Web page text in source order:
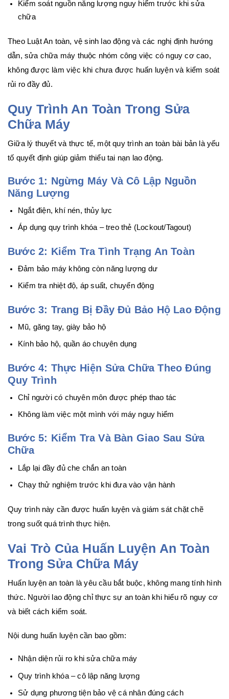
Kiểm soát nguồn năng lượng nguy hiểm trước khi sửa
chữa
Theo Luật An toàn, vệ sinh lao động và các nghị định hướng
dẫn, sửa chữa máy thuộc nhóm công việc có nguy cơ cao,
không được làm việc khi chưa được huấn luyện và kiểm soát
rủi ro đầy đủ.
Quy Trình An Toàn Trong Sửa
Chữa Máy
Giữa lý thuyết và thực tế, một quy trình an toàn bài bản là yếu
tố quyết định giúp giảm thiểu tai nạn lao động.
Bước 1: Ngừng Máy Và Cô Lập Nguồn
Năng Lượng
Ngắt điện, khí nén, thủy lực
Áp dụng quy trình khóa – treo thẻ (Lockout/Tagout)
Bước 2: Kiểm Tra Tình Trạng An Toàn
Đảm bảo máy không còn năng lượng dư
Kiểm tra nhiệt độ, áp suất, chuyển động
Bước 3: Trang Bị Đầy Đủ Bảo Hộ Lao Động
Mũ, găng tay, giày bảo hộ
Kính bảo hộ, quần áo chuyên dụng
Bước 4: Thực Hiện Sửa Chữa Theo Đúng
Quy Trình
Chỉ người có chuyên môn được phép thao tác
Không làm việc một mình với máy nguy hiểm
Bước 5: Kiểm Tra Và Bàn Giao Sau Sửa
Chữa
Lắp lại đầy đủ che chắn an toàn
Chạy thử nghiệm trước khi đưa vào vận hành
Quy trình này cần được huấn luyện và giám sát chặt chẽ
trong suốt quá trình thực hiện.
Vai Trò Của Huấn Luyện An Toàn
Trong Sửa Chữa Máy
Huấn luyện an toàn là yêu cầu bắt buộc, không mang tính hình
thức. Người lao động chỉ thực sự an toàn khi hiểu rõ nguy cơ
và biết cách kiểm soát.
Nội dung huấn luyện cần bao gồm:
Nhận diện rủi ro khi sửa chữa máy
Quy trình khóa – cô lập năng lượng
Sử dụng phương tiện bảo vệ cá nhân đúng cách